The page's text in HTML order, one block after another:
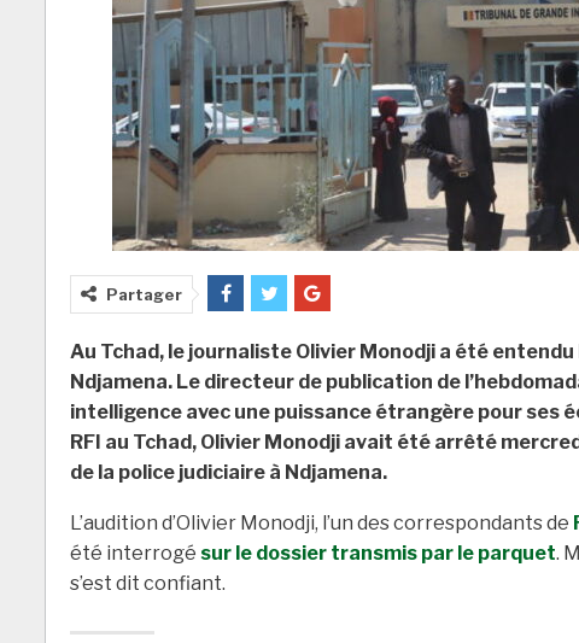
Partager
Au Tchad, le journaliste Olivier Monodji a été
Ndjamena. Le directeur de publication de
intelligence avec une puissance étrangère pour ses
RFI au Tchad, Olivier Monodji avait été arrêté
de la police judiciaire à Ndjamena.
L’audition d’Olivier Monodji, l’un des correspondants de
été interrogé sur le dossier transmis par le parquet.
s’est dit confiant.